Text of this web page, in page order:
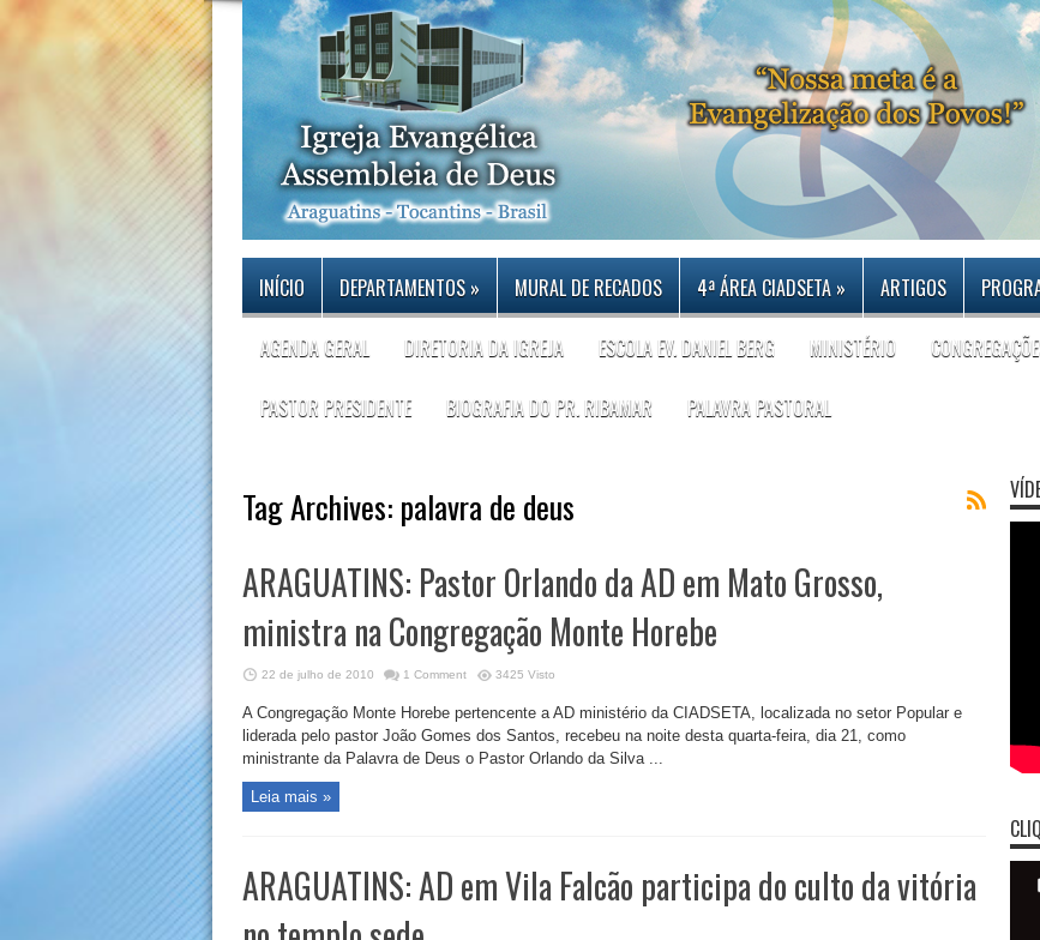
INÍCIO DEPARTAMENTOS» MURAL DE RECADOS 4ª ÁREA CIADSETA» ARTIGOS
AGENDA GERAL DIRETORIA DA IGREJA ESCOLA EV. DANIEL BERG MINISTÉRIO
PASTOR PRESIDENTE BIOGRAFIA DO PR. RIBAMAR PALAVRA PASTORAL
Tag Archives: palavra de deus
ARAGUATINS: Pastor Orlando da AD em Mato Grosso,
ministra na Congregação Monte Horebe
22 de julho de 2010 1 Comment 3425 Visto
A Congregação Monte Horebe pertencente a AD ministério da CIADSETA, localizada no setor Popular e
liderada pelo pastor João Gomes dos Santos, recebeu na noite desta quarta-feira, dia 21, como
ministrante da Palavra de Deus o Pastor Orlando da Silva ...
Leia mais »
ARAGUATINS: AD em Vila Falcão participa do culto da vitória